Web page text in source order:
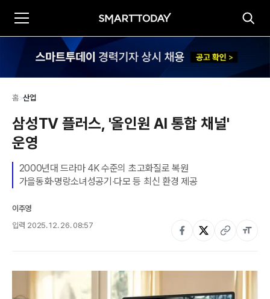
홈>산업
삼성TV 플러스, '올인원 AI 통합 채널'
운영
2000년대 드라마 4K 수준의 초고화질로 복원
가을동화·명랑소녀성공기‧다모 등 최신 환경 제공
이주영
입력 2025. 12. 26. 08:57